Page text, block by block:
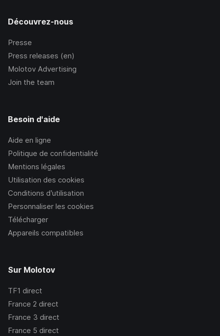
Découvrez-nous
Presse
Press releases (en)
Molotov Advertising
Join the team
Besoin d'aide
Aide en ligne
Politique de confidentialité
Mentions légales
Utilisation des cookies
Conditions d’utilisation
Personnaliser les cookies
Télécharger
Appareils compatibles
Sur Molotov
TF1 direct
France 2 direct
France 3 direct
France 5 direct